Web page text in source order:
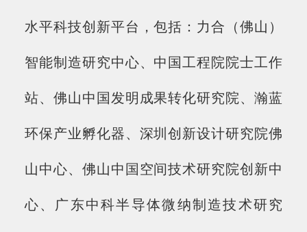
水平科技创新平台，包括：力合（佛山）
智能制造研究中心、中国工程院院士工作
站、佛山中国发明成果转化研究院、瀚蓝
环保产业孵化器、深圳创新设计研究院佛
山中心、佛山中国空间技术研究院创新中
心、广东中科半导体微纳制造技术研究